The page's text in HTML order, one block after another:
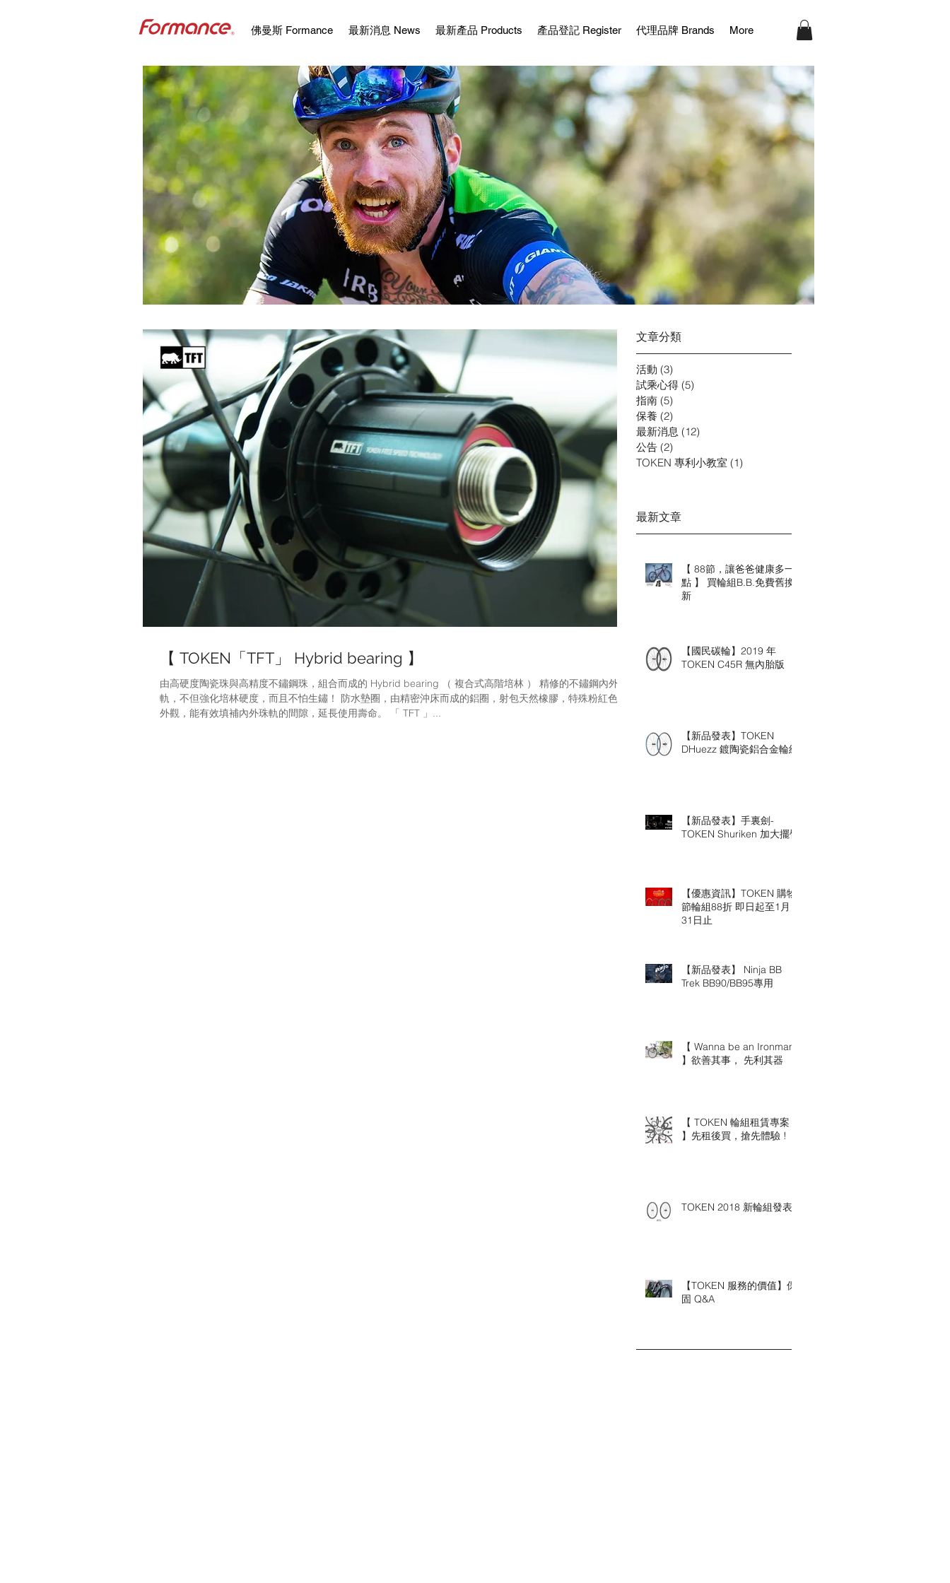
佛曼斯 Formance 最新消息 News 最新產品 Products 產品登記 Register 代理品牌 Brands More
【 TOKEN「TFT」 Hybrid bearing 】
由高硬度陶瓷珠與高精度不鏽鋼珠，組合而成的 Hybrid bearing （ 複合式高階培林 ） 精修的不鏽鋼內外珠
軌，不但強化培林硬度，而且不怕生鏽！ 防水墊圈，由精密沖床而成的鋁圈，射包天然橡膠，特殊粉紅色的
外觀，能有效填補內外珠軌的間隙，延長使用壽命。 「 TFT 」...
文章分類
活動 (3)
試乘心得 (5)
指南 (5)
保養 (2)
最新消息 (12)
公告 (2)
TOKEN 專利小教室 (1)
最新文章
【 88節，讓爸爸健康多一
點 】 買輪組B.B.免費舊換
新
【國民碳輪】2019 年
TOKEN C45R 無內胎版
【新品發表】TOKEN
DHuezz 鍍陶瓷鋁合金輪組
【新品發表】手裏劍-
TOKEN Shuriken 加大擺臂
【優惠資訊】TOKEN 購物
節輪組88折 即日起至1月
31日止
【新品發表】 Ninja BB
Trek BB90/BB95專用
【 Wanna be an Ironman
】欲善其事， 先利其器
【 TOKEN 輪組租賃專案
】先租後買，搶先體驗 !
TOKEN 2018 新輪組發表
【TOKEN 服務的價值】保
固 Q&A